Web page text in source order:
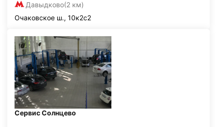
Давыдково(2 км)
Очаковское ш., 10к2с2
Сервис Солнцево